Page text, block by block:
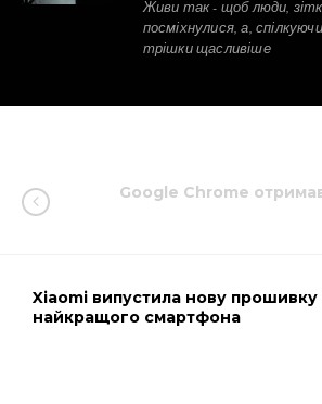
Живи так - щоб люди,
посміхнулися, а,
трішки щасливіше
Google Chrome
Xiaomi випустила нову прошивку
найкращого смартфона